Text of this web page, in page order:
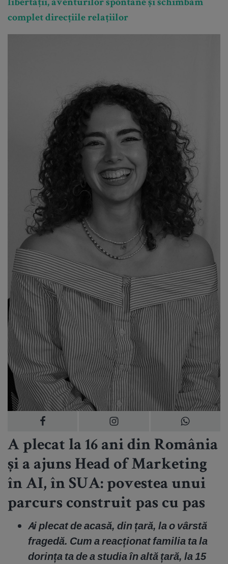
libertății, aventurilor spontane și schimbăm
complet direcțiile relațiilor
A plecat la 16 ani din România
și a ajuns Head of Marketing
în AI, în SUA: povestea unui
parcurs construit pas cu pas
Ai plecat de acasă, din țară, la o vârstă
fragedă. Cum a reacționat familia ta la
dorința ta de a studia în altă țară, la 15